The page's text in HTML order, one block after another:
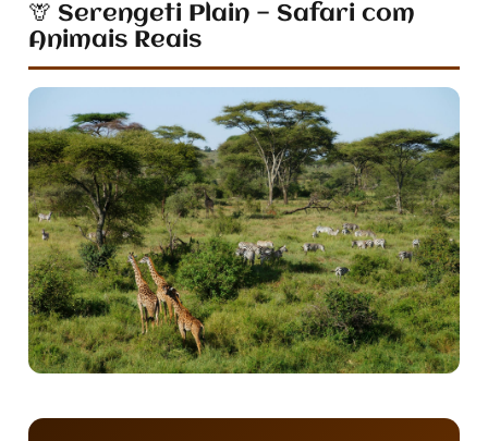
🦒 Serengeti Plain — Safari com
Animais Reais